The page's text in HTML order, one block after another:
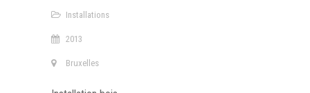
Installations
2013
Bruxelles